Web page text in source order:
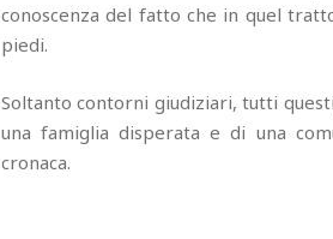
conoscenza del fatto che in quel
piedi.
Soltanto contorni giudiziari, tutti
una famiglia disperata e di una
cronaca.